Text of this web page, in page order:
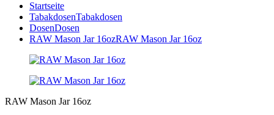
Startseite
TabakdosenTabakdosen
DosenDosen
RAW Mason Jar 16ozRAW Mason Jar 16oz
RAW Mason Jar 16oz